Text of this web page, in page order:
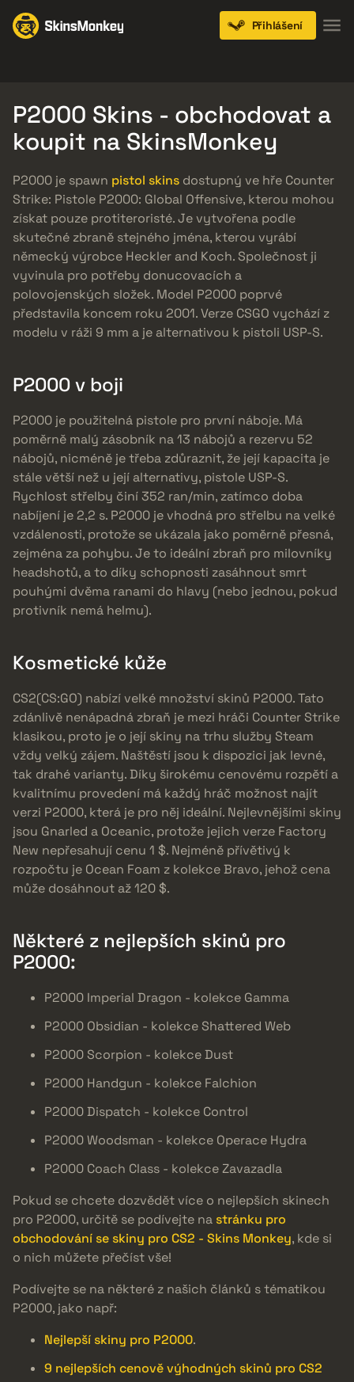
Přihlášení
P2000 Skins - obchodovat a
koupit na SkinsMonkey
P2000 je spawn pistol skins dostupný ve hře Counter
Strike: Pistole P2000: Global Offensive, kterou mohou
získat pouze protiteroristé. Je vytvořena podle
skutečné zbraně stejného jména, kterou vyrábí
německý výrobce Heckler and Koch. Společnost ji
vyvinula pro potřeby donucovacích a
polovojenských složek. Model P2000 poprvé
představila koncem roku 2001. Verze CSGO vychází z
modelu v ráži 9 mm a je alternativou k pistoli USP-S.
P2000 v boji
P2000 je použitelná pistole pro první náboje. Má
poměrně malý zásobník na 13 nábojů a rezervu 52
nábojů, nicméně je třeba zdůraznit, že její kapacita je
stále větší než u její alternativy, pistole USP-S.
Rychlost střelby činí 352 ran/min, zatímco doba
nabíjení je 2,2 s. P2000 je vhodná pro střelbu na velké
vzdálenosti, protože se ukázala jako poměrně přesná,
zejména za pohybu. Je to ideální zbraň pro milovníky
headshotů, a to díky schopnosti zasáhnout smrt
pouhými dvěma ranami do hlavy (nebo jednou, pokud
protivník nemá helmu).
Kosmetické kůže
CS2(CS:GO) nabízí velké množství skinů P2000. Tato
zdánlivě nenápadná zbraň je mezi hráči Counter Strike
klasikou, proto je o její skiny na trhu služby Steam
vždy velký zájem. Naštěstí jsou k dispozici jak levné,
tak drahé varianty. Díky širokému cenovému rozpětí a
kvalitnímu provedení má každý hráč možnost najít
verzi P2000, která je pro něj ideální. Nejlevnějšími skiny
jsou Gnarled a Oceanic, protože jejich verze Factory
New nepřesahují cenu 1 $. Nejméně přívětivý k
rozpočtu je Ocean Foam z kolekce Bravo, jehož cena
může dosáhnout až 120 $.
Některé z nejlepších skinů pro
P2000:
P2000 Imperial Dragon - kolekce Gamma
P2000 Obsidian - kolekce Shattered Web
P2000 Scorpion - kolekce Dust
P2000 Handgun - kolekce Falchion
P2000 Dispatch - kolekce Control
P2000 Woodsman - kolekce Operace Hydra
P2000 Coach Class - kolekce Zavazadla
Pokud se chcete dozvědět více o nejlepších skinech
pro P2000, určitě se podívejte na stránku pro
obchodování se skiny pro CS2 - Skins Monkey, kde si
o nich můžete přečíst vše!
Podívejte se na některé z našich článků s tématikou
P2000, jako např:
Nejlepší skiny pro P2000.
9 nejlepších cenově výhodných skinů pro CS2